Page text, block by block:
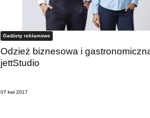
Gadżety reklamowe
Odzież biznesowa i
jettStudio
07 kwi 2017